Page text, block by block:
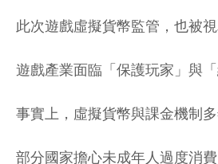
此次遊戲虛擬貨幣監管，也被
遊戲產業面臨「保護玩家」與
事實上，虛擬貨幣與課金機制
部分國家擔心未成年人過度消